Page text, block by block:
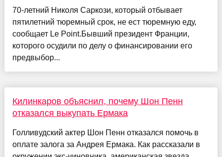
70-летний Николя Саркози, который отбывает
пятилетний тюремный срок, не ест тюремную еду,
сообщает Le Point.Бывший президент Франции,
которого осудили по делу о финансировании его
предвыбор...
Килинкаров объяснил, почему Шон Пенн
отказался выкупать Ермака
Голливудский актер Шон Пенн отказался помочь в
оплате залога за Андрея Ермака. Как рассказали в